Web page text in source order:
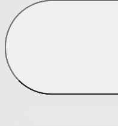
Zobraziť všetko
Všetko z Matrace a matracové chrániče
Matrace
Chrániče na matrace